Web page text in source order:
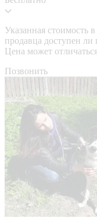
Указанная
продавца доступен ли
Цена может
Позвонить